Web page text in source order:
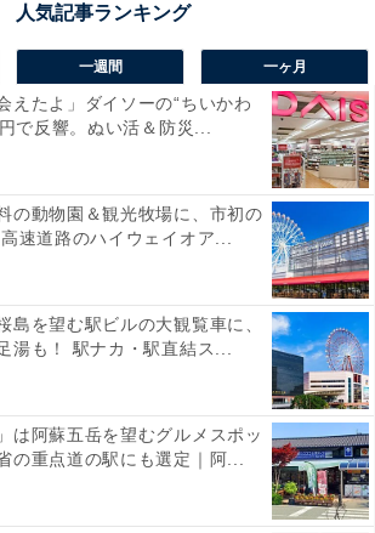
一週間 一ヶ月
えたよ」ダイソーの“ちいかわ
で反響。ぬい活＆防災...
の動物園＆観光牧場に、市初の
速道路のハイウェイオア...
島を望む駅ビルの大観覧車に、
湯も！ 駅ナカ・駅直結ス...
は阿蘇五岳を望むグルメスポッ
の重点道の駅にも選定｜阿...